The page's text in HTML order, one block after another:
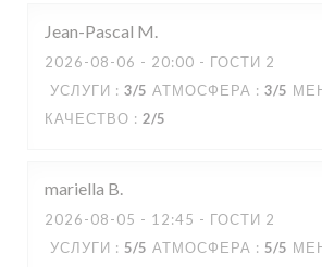
Jean-Pascal M
2026-08-06 - 20:00 - ГОСТИ 2
УСЛУГИ : 3/5 АТМОСФЕРА : 3/5
КАЧЕСТВО : 2/5
mariella B
2026-08-05 - 12:45 - ГОСТИ 2
УСЛУГИ : 5/5 АТМОСФЕРА : 5/5